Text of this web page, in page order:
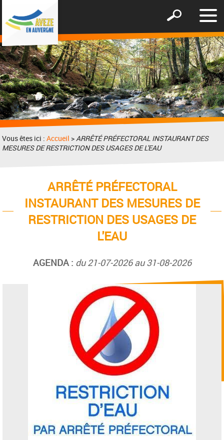
le
Afficher
formulaire
de
recherche
Vous êtes ici :Accueil >ARRÊTÉ PRÉFECTORAL INSTAURANT DES
MESURES DE RESTRICTION DES USAGES DE L'EAU
ARRÊTÉ PRÉFECTORAL
INSTAURANT DES MESURES DE
RESTRICTION DES USAGES DE
L'EAU
AGENDA : du 21-07-2026 au 31-08-2026